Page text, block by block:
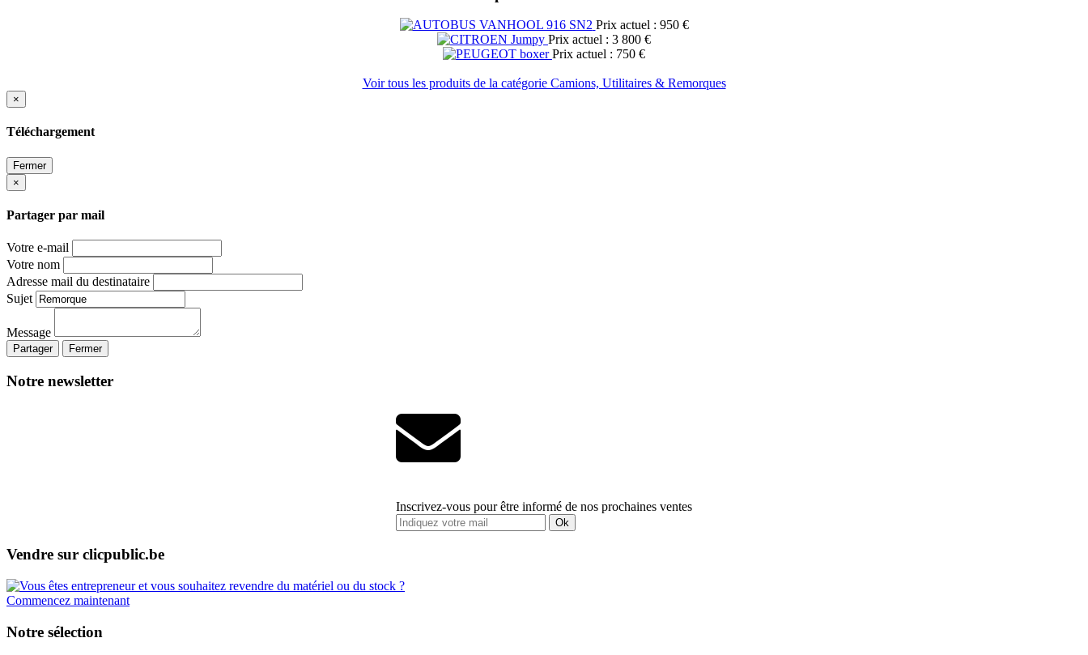
Prix actuel : 950 €
Prix actuel : 3 800 €
Prix actuel : 750 €
Voir tous les produits de la catégorie Camions, Utilitaires & Remorques
×
Téléchargement
Fermer
×
Partager par mail
Votre e-mail
Votre nom
Adresse mail du destinataire
Sujet
Message
Partager Fermer
Notre newsletter
Inscrivez-vous pour être informé de nos prochaines ventes
Ok
Vendre sur clicpublic.be
Commencez maintenant
Notre sélection